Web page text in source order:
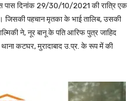
दिनांक 29/30/10/2021 की रात्रि एक
जिसकी पहचान मृतका के भाई तालिब, उसकी
ने, नूर बानू के पति आरिफ पुत्र जाहिद
कटघर, मुरादाबाद उ.प्र. के रूप में की